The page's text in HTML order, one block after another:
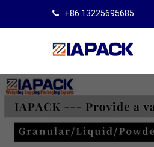
+86 13225695685